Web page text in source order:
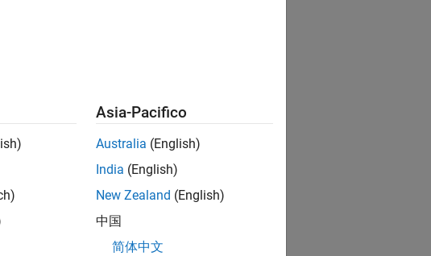
Asia-Pacifico
Australia (English)
India (English)
New Zealand (English)
中国
简体中文